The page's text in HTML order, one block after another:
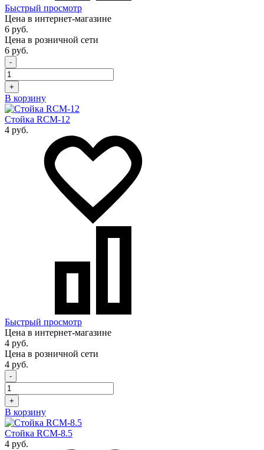
Быстрый просмотр
Цена в интернет-магазине
6 руб.
Цена в розничной сети
6 руб.
-
+
В корзину
Стойка RCM-12
4 руб.
Быстрый просмотр
Цена в интернет-магазине
4 руб.
Цена в розничной сети
4 руб.
-
+
В корзину
Стойка RCM-8.5
4 руб.